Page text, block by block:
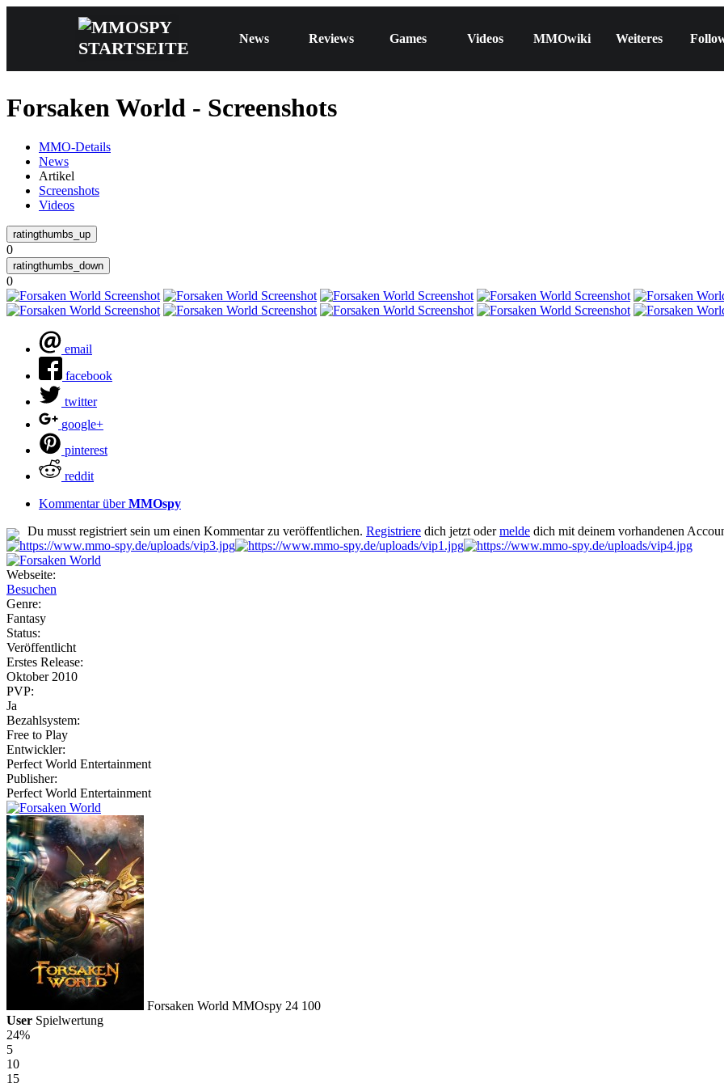
News Reviews Games Videos MMOwiki Weiteres
Forsaken World - Screenshots
MMO-Details
News
Artikel
Screenshots
Videos
0
0
email
facebook
twitter
google+
pinterest
reddit
Kommentar überMMOspy
Du musst registriert sein um einen Kommentar zu veröffentlichen. Registriere dich jetzt odermelde dich mit deinem vorhandenen
Webseite:
Besuchen
Genre:
Fantasy
Status:
Veröffentlicht
Erstes Release:
Oktober 2010
PVP:
Ja
Bezahlsystem:
Free to Play
Entwickler:
Perfect World Entertainment
Publisher:
Perfect World Entertainment
Forsaken World MMOspy 24 100
User Spielwertung
24%
5
10
15